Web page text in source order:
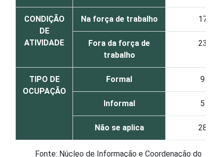
CONDIÇÃO
DE
ATIVIDADE
Na força de trabalho 17
Fora da força de
trabalho
23
TIPO DE
OCUPAÇÃO
Formal 9
Informal 5
Não se aplica 28
Fonte: Núcleo de Informação e Coordenação do